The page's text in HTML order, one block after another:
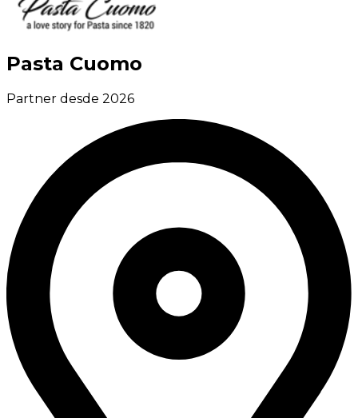
Pasta Cuomo
Partner desde 2026